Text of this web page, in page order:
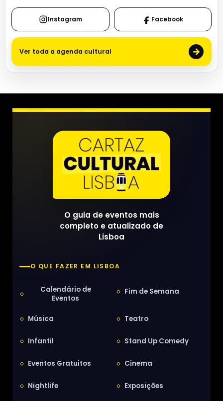
Instagram Facebook
Ver toda a agenda cultural →
O guia de eventos mais
completo e atualizado de
Lisboa
O QUE FAZER EM LISBOA
Calendário de
Eventos
Fim de Semana
Música Teatro
Infantil Stand Up Comedy
Eventos Gratuitos Cinema
Nightlife Exposições